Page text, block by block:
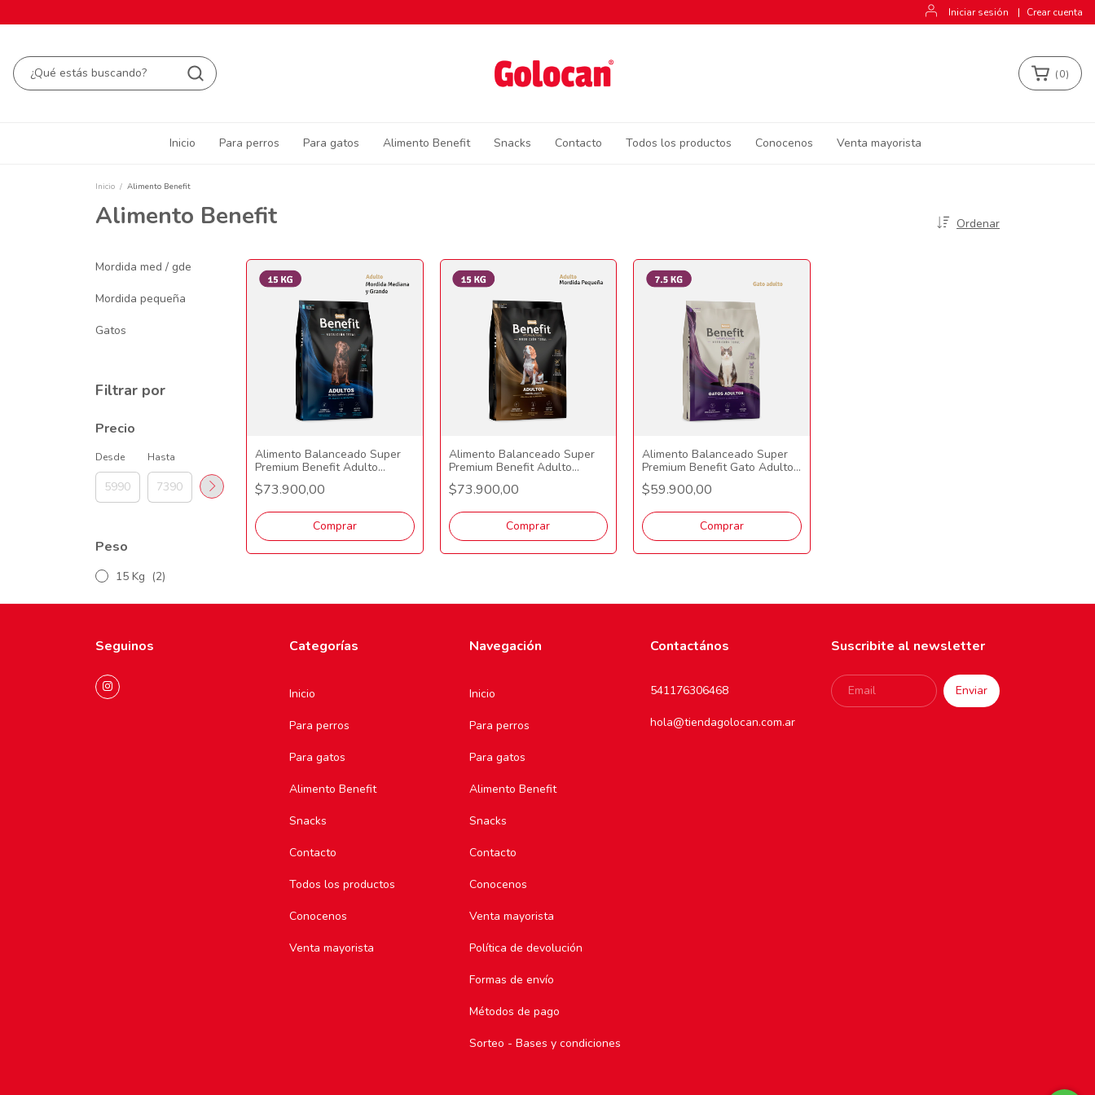
Iniciar sesión | Crear cuenta
(0)
Inicio Para perros Para gatos Alimento Benefit Snacks Contacto Todos los productos Conocenos Venta mayorista
Inicio / Alimento Benefit
Alimento Benefit Ordenar
Mordida med / gde
Mordida pequeña
Gatos
Filtrar por
Precio
Desde Hasta
Peso
15 Kg (2)
Alimento Balanceado Super
Premium Benefit Adulto
Mordida Mediana/Grande 15
kG
$73.900,00
Comprar
Alimento Balanceado Super
Premium Benefit Adulto
Mordida Pequeña 15 Kg
$73.900,00
Comprar
Alimento Balanceado Super
Premium Benefit Gato Adulto
7.5kg
$59.900,00
Comprar
Seguinos Categorías
Inicio
Para perros
Para gatos
Alimento Benefit
Snacks
Contacto
Todos los productos
Conocenos
Venta mayorista
Navegación
Inicio
Para perros
Para gatos
Alimento Benefit
Snacks
Contacto
Conocenos
Venta mayorista
Política de devolución
Formas de envío
Métodos de pago
Sorteo - Bases y condiciones
Contactános
541176306468
hola@tiendagolocan.com.ar
Suscribite al newsletter